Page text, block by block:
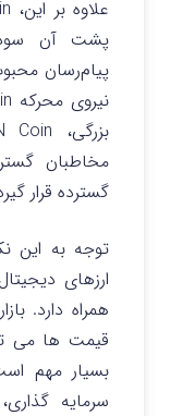
پشت آن سود
پیام‌رسان
مخاطبان
گسترده قرار
توجه به این
همراه دارد.
قیمت ها می
بسیار مهم
سرمایه